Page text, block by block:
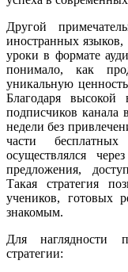
Другой
иностранных языков,
уроки в формате
понимало, как
уникальную
Благодаря высокой
подписчиков канала
недели без
части
осуществлялся
предложения,
Такая стратегия
учеников, готовых
знакомым.
Для наглядности
стратегии: